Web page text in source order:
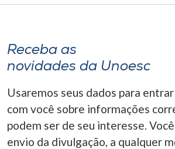
Receba as
novidades da Unoesc
Usaremos seus dados para
com você sobre informações
podem ser de seu interesse.
envio da divulgação, a qualquer